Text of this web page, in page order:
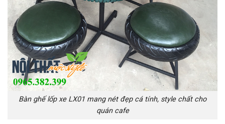
Bàn ghế lốp xe LX01 mang nét đẹp cá tính, style chất cho
quán cafe